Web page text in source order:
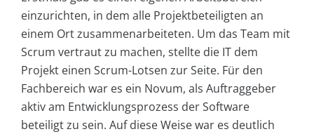
einzurichten, in dem alle Projektbeteiligten an
einem Ort zusammenarbeiteten. Um das Team mit
Scrum vertraut zu machen, stellte die IT dem
Projekt einen Scrum-Lotsen zur Seite. Für den
Fachbereich war es ein Novum, als Auftraggeber
aktiv am Entwicklungsprozess der Software
beteiligt zu sein. Auf diese Weise war es deutlich